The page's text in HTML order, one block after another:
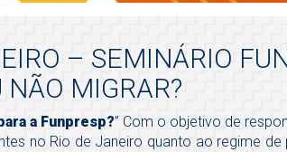
– SEMINÁRIO
NÃO MIGRAR?
a Funpresp?” Com o objetivo de
no Rio de Janeiro quanto ao regime